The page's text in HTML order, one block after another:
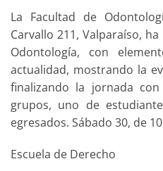
La Facultad de
Carvallo 211, Valparaíso,
Odontología, con
actualidad, mostrando la
finalizando la jornada
grupos, uno de
egresados. Sábado 30, de
Escuela de Derecho